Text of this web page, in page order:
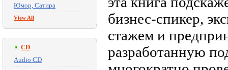
Юмор, Сатира
View All
CD
Audio CD
бизнес-спикер,
стажем и
разработанную